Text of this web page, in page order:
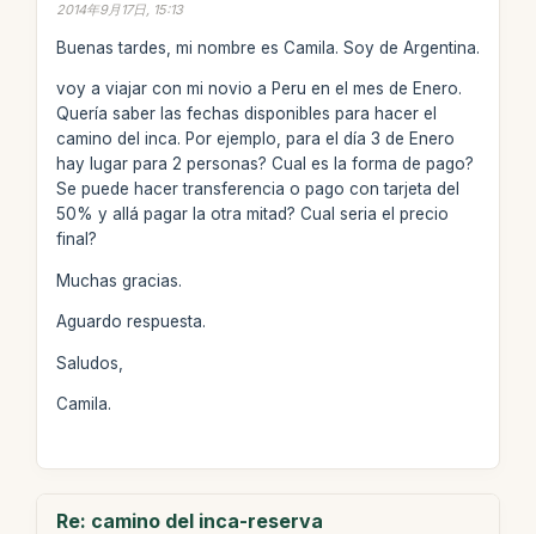
2014年9月17日, 15:13
Buenas tardes, mi nombre es Camila. Soy de Argentina.
voy a viajar con mi novio a Peru en el mes de Enero.
Quería saber las fechas disponibles para hacer el
camino del inca. Por ejemplo, para el día 3 de Enero
hay lugar para 2 personas? Cual es la forma de pago?
Se puede hacer transferencia o pago con tarjeta del
50% y allá pagar la otra mitad? Cual seria el precio
final?
Muchas gracias.
Aguardo respuesta.
Saludos,
Camila.
Re: camino del inca-reserva